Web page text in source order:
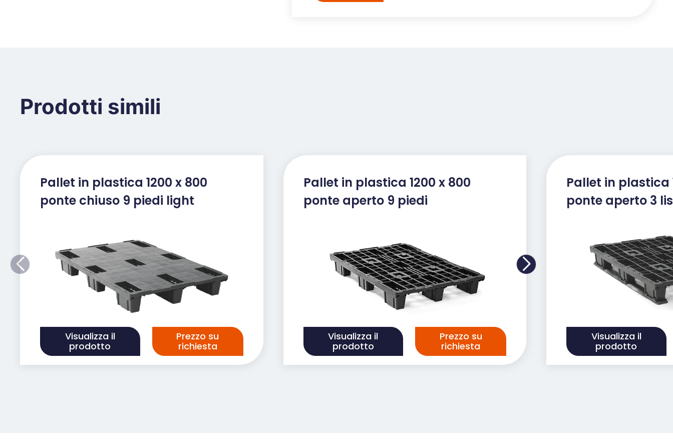
Prodotti simili
Pallet in plastica 1200 x 800
ponte chiuso 9 piedi light
Visualizza il
prodotto
Prezzo su
richiesta
Pallet in plastica 1200 x 800
ponte aperto 9 piedi
Visualizza il
prodotto
Prezzo su
richiesta
Pallet in plastica
ponte aperto 3
Visualizza il
prodotto